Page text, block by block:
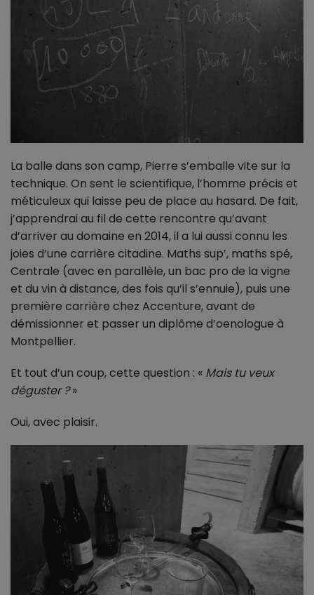
La balle dans son camp, Pierre s’emballe vite sur la
technique. On sent le scientifique, l’homme précis et
méticuleux qui laisse peu de place au hasard. De fait,
j’apprendrai au fil de cette rencontre qu’avant
d’arriver au domaine en 2014, il a lui aussi connu les
joies d’une carrière citadine. Maths sup’, maths spé,
Centrale (avec en parallèle, un bac pro de la vigne
et du vin à distance, des fois qu’il s’ennuie), puis une
première carrière chez Accenture, avant de
démissionner et passer un diplôme d’oenologue à
Montpellier.
Et tout d’un coup, cette question : « Mais tu veux
déguster ?»
Oui, avec plaisir.